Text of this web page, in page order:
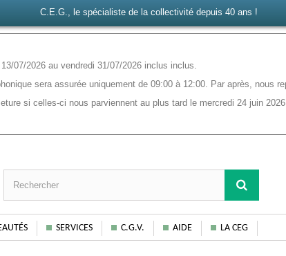
C.E.G., le spécialiste de la collectivité depuis 40 ans !
07/2026 au vendredi 31/07/2026 inclus inclus.
sera assurée uniquement de 09:00 à 12:00. Par après, nous
si celles-ci nous parviennent au plus tard le mercredi 24 juin
SERVICES C.G.V. AIDE LA CEG